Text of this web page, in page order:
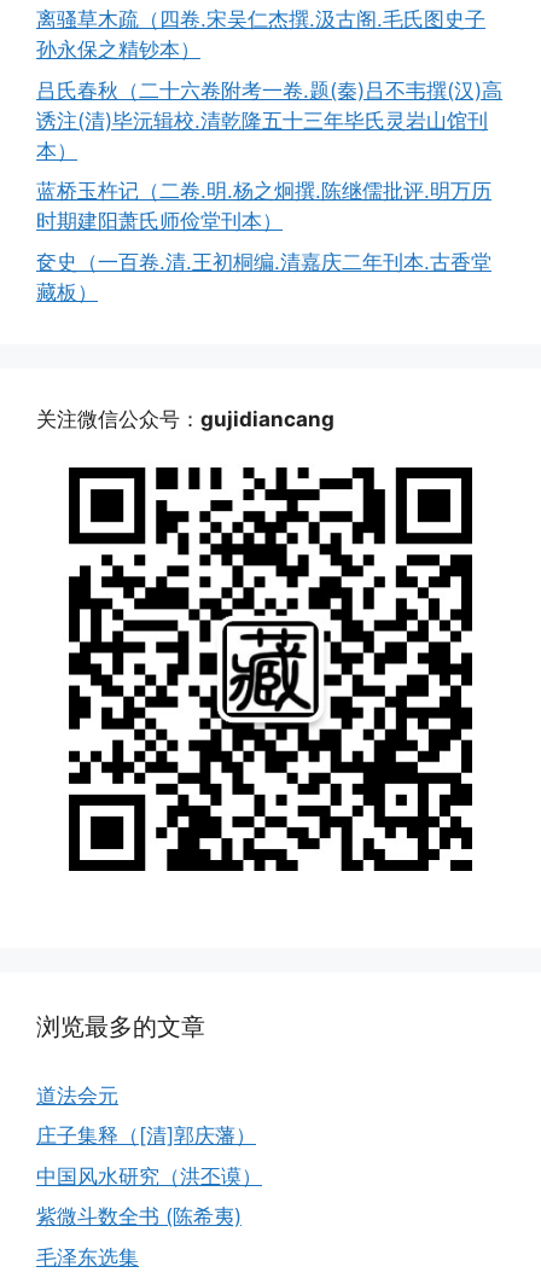
离骚草木疏（四卷.宋吴仁杰撰.汲古阁.毛氏图史子
孙永保之精钞本）
吕氏春秋（二十六卷附考一卷.题(秦)吕不韦撰(汉)高
诱注(清)毕沅辑校.清乾隆五十三年毕氏灵岩山馆刊
本）
蓝桥玉杵记（二卷.明.杨之炯撰.陈继儒批评.明万历
时期建阳萧氏师俭堂刊本）
奁史（一百卷.清.王初桐编.清嘉庆二年刊本.古香堂
藏板）
关注微信公众号： gujidiancang
浏览最多的文章
道法会元
庄子集释（[清]郭庆藩）
中国风水研究（洪丕谟）
紫微斗数全书 (陈希夷)
毛泽东选集